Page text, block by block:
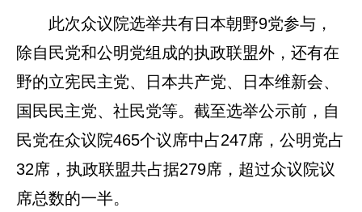
此次众议院选举共有日本朝野9党参与，
除自民党和公明党组成的执政联盟外，还有在
野的立宪民主党、日本共产党、日本维新会、
国民民主党、社民党等。截至选举公示前，自
民党在众议院465个议席中占247席，公明党占
32席，执政联盟共占据279席，超过众议院议
席总数的一半。